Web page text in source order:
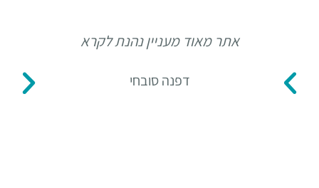
אתר מאוד מעניין נהנת לקרא
דפנה סובחי